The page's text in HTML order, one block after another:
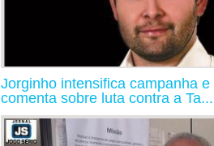
Jorginho intensifica campanha e
comenta sobre luta contra a Ta...